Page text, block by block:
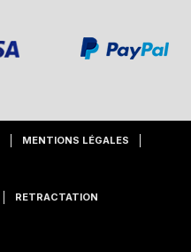
MENTIONS LÉGALES
RETRACTATION